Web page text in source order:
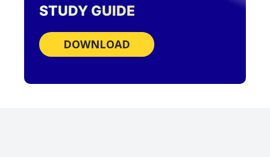
STUDY GUIDE
DOWNLOAD